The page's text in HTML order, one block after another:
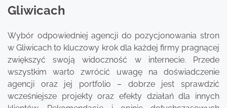
Gliwicach
Wybór odpowiedniej agencji do pozycjonowania stron
w Gliwicach to kluczowy krok dla każdej firmy pragnącej
zwiększyć swoją widoczność w internecie. Przede
wszystkim warto zwrócić uwagę na doświadczenie
agencji oraz jej portfolio – dobrze jest sprawdzić
wcześniejsze projekty oraz efekty działań dla innych